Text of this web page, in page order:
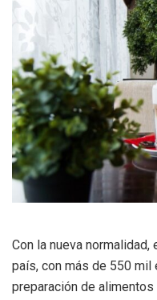
Con la nueva
país, con más de 550
preparación de